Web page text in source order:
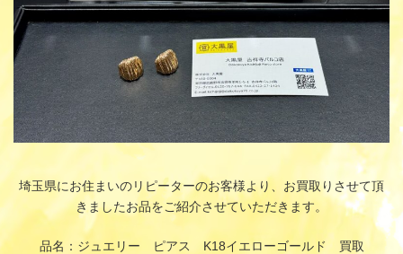
埼玉県にお住まいのリピーターのお客様より、お買取りさせて頂
きましたお品をご紹介させていただきます。
品名：ジュエリー ピアス K18イエローゴールド 買取